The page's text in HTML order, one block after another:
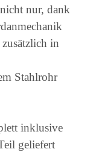
nur, dank
in
Stahlrohr
inklusive
geliefert